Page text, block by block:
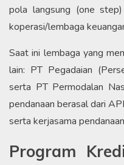
pola langsung (one
koperasi/lembaga
Saat ini lembaga yang
lain: PT Pegadaian
serta PT Permodalan
pendanaan berasal dari
serta kerjasama
Program